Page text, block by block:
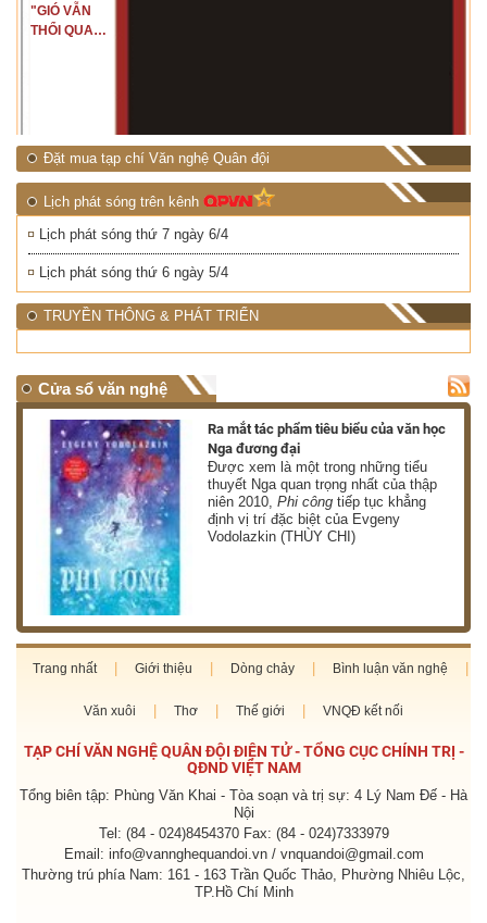
"GIÓ VẪN
THỔI QUA
Đặt mua tạp chí Văn nghệ Quân đội
Lịch phát sóng trên kênh
Lịch phát sóng thứ 7 ngày 6/4
Lịch phát sóng thứ 6 ngày 5/4
TRUYỀN THÔNG & PHÁT TRIỂN
Cửa sổ văn nghệ
Ra mắt tác phẩm tiêu biểu của văn học
Nga đương đại
Được xem là một trong những tiểu
thuyết Nga quan trọng nhất của thập
niên 2010,Phi công tiếp tục khẳng
định vị trí đặc biệt của Evgeny
Vodolazkin (THÙY CHI)
Trang nhất Giới thiệu Dòng chảy Bình luận văn nghệ
Văn xuôi Thơ Thế giới VNQĐ kết nối
TẠP CHÍ VĂN NGHỆ QUÂN ĐỘI ĐIỆN TỬ - TỔNG CỤC CHÍNH TRỊ -
QĐND VIỆT NAM
Tổng biên tập: Phùng Văn Khai - Tòa soạn và trị sự: 4 Lý Nam Đế - Hà
Nội
Tel: (84 - 024)8454370 Fax: (84 - 024)7333979
Email: info@vannghequandoi.vn / vnquandoi@gmail.com
Thường trú phía Nam: 161 - 163 Trần Quốc Thảo, Phường Nhiêu Lộc,
TP.Hồ Chí Minh